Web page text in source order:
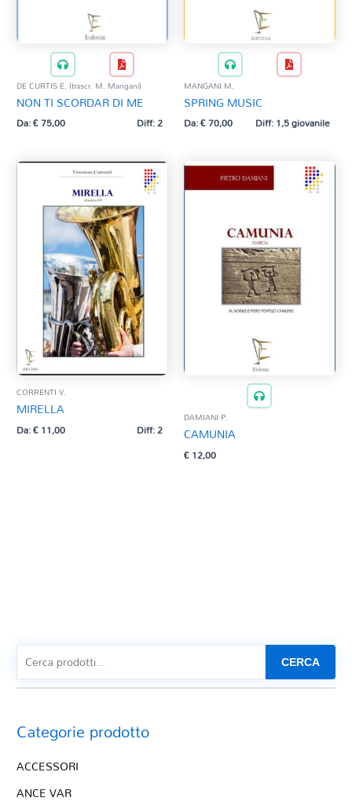
DE CURTIS E. (trascr. M. Mangani)
NON TI SCORDAR DI ME
Da:€75,00 Diff: 2
MANGANI M.
SPRING MUSIC
Da:€70,00 Diff: 1,5 giovanile
CORRENTI V.
MIRELLA
Da:€11,00 Diff: 2
DAMIANI P.
CAMUNIA
€12,00
CERCA
Categorie prodotto
ACCESSORI
ANCE VAR